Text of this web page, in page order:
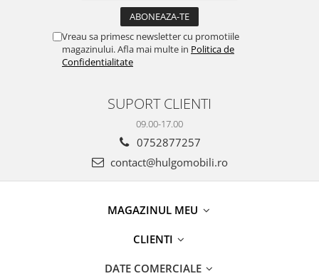
Vreau sa primesc newsletter cu promotiile
magazinului. Afla mai multe in Politica de
Confidentialitate
SUPORT CLIENTI
09.00-17.00
0752877257
contact@hulgomobili.ro
MAGAZINUL MEU
CLIENTI
DATE COMERCIALE